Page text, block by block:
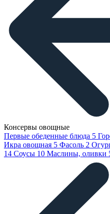
Консервы овощные
Первые обеденные блюда 5
Икра овощная 5 Фасоль 2
14 Соусы 10 Маслины, оливки